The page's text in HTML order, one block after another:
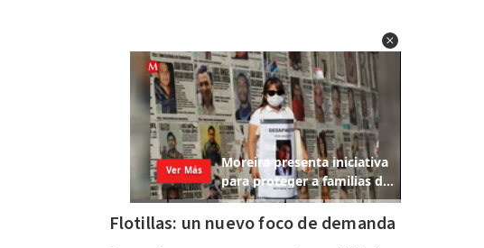
Flotillas: un nuevo foco de demanda